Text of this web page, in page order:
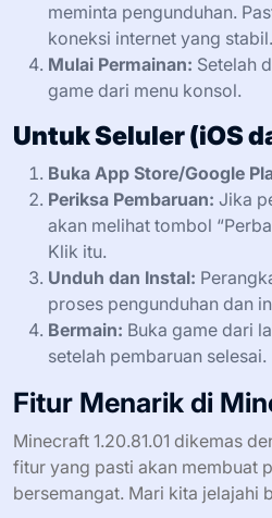
meminta pengunduhan.
koneksi internet yang stabil.
Mulai Permainan: Setelah
game dari menu konsol.
Untuk Seluler (iOS
Buka App Store/Google
Periksa Pembaruan: Jika
akan melihat tombol
Klik itu.
Unduh dan Instal:
proses pengunduhan dan
Bermain: Buka game dari
setelah pembaruan selesai.
Fitur Menarik di
Minecraft 1.20.81.01 dikemas
fitur yang pasti akan membuat
bersemangat. Mari kita jelajahi